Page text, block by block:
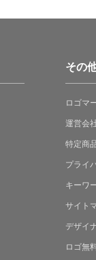
その
ロゴマ
運営会
特定商
プライ
キーワ
サイト
デザイ
ロゴ無